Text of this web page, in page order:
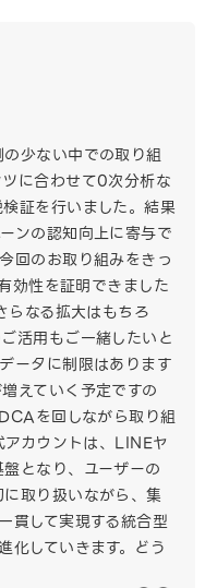
少ない中での取り組
に合わせて0次分析な
証を行いました。結果
ンの認知向上に寄与で
回のお取り組みをきっ
効性を証明できました
らなる拡大はもちろ
活用もご一緒したいと
ータに制限はあります
えていく予定ですの
を回しながら取り組
カウントは、LINEヤ
となり、ユーザーの
取り扱いながら、集
貫して実現する統合型
化していきます。どう